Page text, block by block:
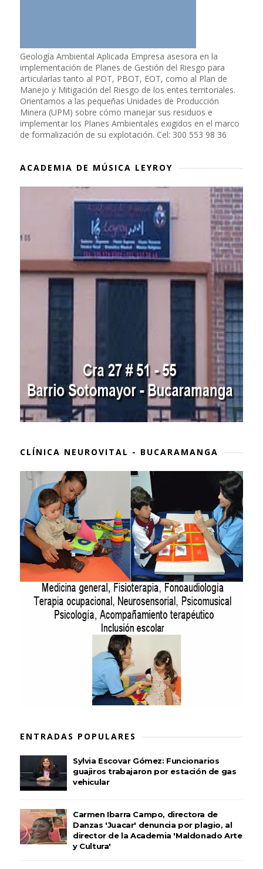
Geología Ambiental Aplicada Empresa asesora en la
implementación de Planes de Gestión del Riesgo para
articularlas tanto al POT, PBOT, EOT, como al Plan de
Manejo y Mitigación del Riesgo de los entes territoriales.
Orientamos a las pequeñas Unidades de Producción
Minera (UPM) sobre cómo manejar sus residuos e
implementar los Planes Ambientales exigidos en el marco
de formalización de su explotación. Cel: 300 553 98 36
ACADEMIA DE MÚSICA LEYROY
CLÍNICA NEUROVITAL - BUCARAMANGA
ENTRADAS POPULARES
Sylvia Escovar Gómez: Funcionarios
guajiros trabajaron por estación de gas
vehicular
Carmen Ibarra Campo, directora de
Danzas 'Juacar' denuncia por plagio, al
director de la Academia 'Maldonado Arte
y Cultura'